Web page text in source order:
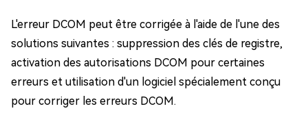
L'erreur DCOM peut être corrigée à l'aide de l'une des
solutions suivantes : suppression des clés de registre,
activation des autorisations DCOM pour certaines
erreurs et utilisation d'un logiciel spécialement conçu
pour corriger les erreurs DCOM.